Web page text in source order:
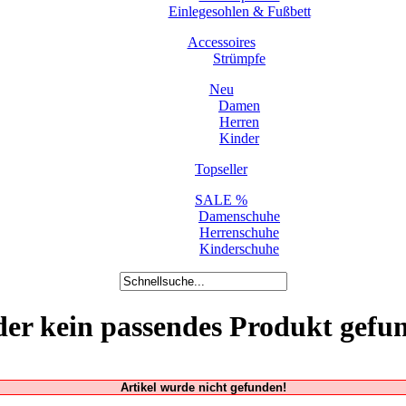
Einlegesohlen & Fußbett
Accessoires
Strümpfe
Neu
Damen
Herren
Kinder
Topseller
SALE %
Damenschuhe
Herrenschuhe
Kinderschuhe
kein passendes Produkt
Artikel wurde nicht gefunden!